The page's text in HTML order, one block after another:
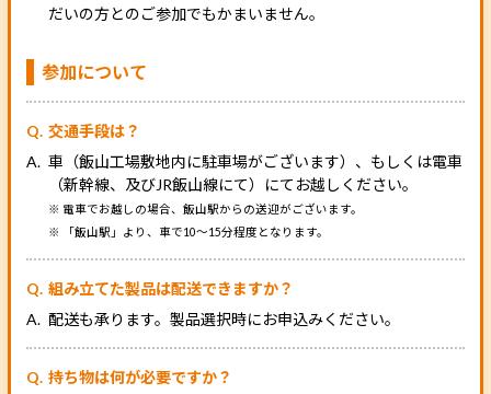
だいの方とのご参加でもかまいません。
参加について
交通手段は？
車（飯山工場敷地内に駐車場がございます）、もしくは電車
（新幹線、及びJR飯山線にて）にてお越しください。
※ 電車でお越しの場合、飯山駅からの送迎がございます。
※ 「飯山駅」より、車で10～15分程度となります。
組み立てた製品は配送できますか？
配送も承ります。製品選択時にお申込みください。
持ち物は何が必要ですか？